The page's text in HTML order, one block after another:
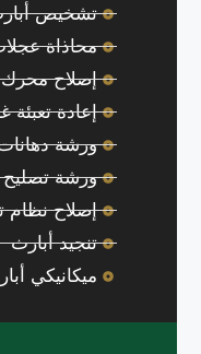
تشخيص
محاذاة
إصلاح محرك
إعادة تعبئة
ورشة
ورشة تصليح
إصلاح نظام
تنجيد أبارث
ميكانيكي